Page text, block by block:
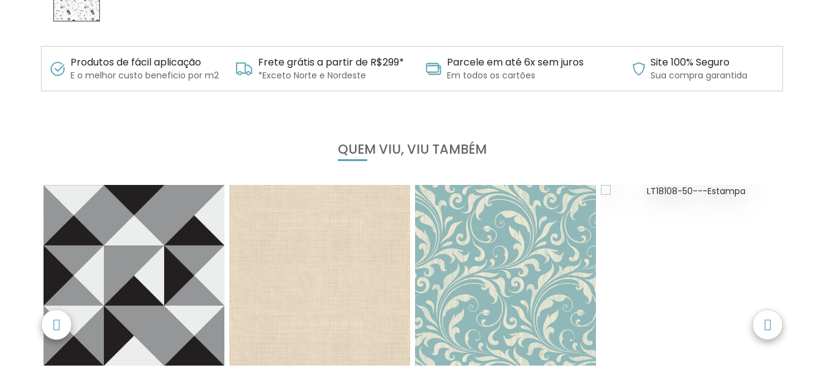
Produtos de fácil aplicação
E o melhor custo beneficio por m2
Frete grátis a partir de R$299*
*Exceto Norte e Nordeste
Parcele em até 6x sem juros
Em todos os cartões
Site 100% Seguro
Sua compra garantida
QUEM VIU, VIU TAMBÉM